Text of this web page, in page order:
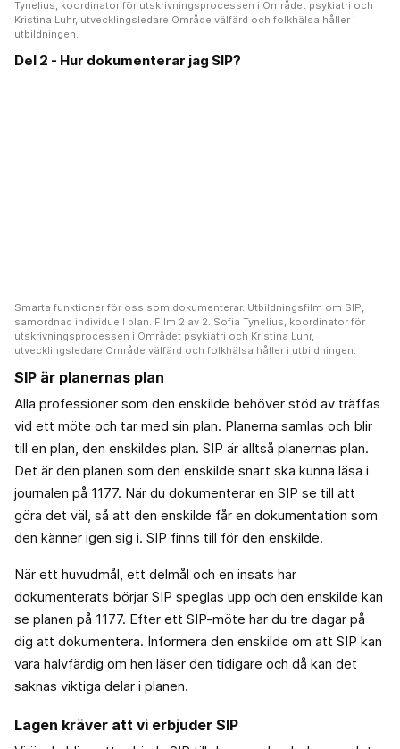
Tynelius, koordinator för utskrivningsprocessen i Området psykiatri och
Kristina Luhr, utvecklingsledare Område välfärd och folkhälsa håller i
utbildningen.
Del 2 - Hur dokumenterar jag SIP?
Smarta funktioner för oss som dokumenterar. Utbildningsfilm om SIP,
samordnad individuell plan. Film 2 av 2. Sofia Tynelius, koordinator för
utskrivningsprocessen i Området psykiatri och Kristina Luhr,
utvecklingsledare Område välfärd och folkhälsa håller i utbildningen.
SIP är planernas plan
Alla professioner som den enskilde behöver stöd av träffas
vid ett möte och tar med sin plan. Planerna samlas och blir
till en plan, den enskildes plan. SIP är alltså planernas plan.
Det är den planen som den enskilde snart ska kunna läsa i
journalen på 1177. När du dokumenterar en SIP se till att
göra det väl, så att den enskilde får en dokumentation som
den känner igen sig i. SIP finns till för den enskilde.
När ett huvudmål, ett delmål och en insats har
dokumenterats börjar SIP speglas upp och den enskilde kan
se planen på 1177. Efter ett SIP-möte har du tre dagar på
dig att dokumentera. Informera den enskilde om att SIP kan
vara halvfärdig om hen läser den tidigare och då kan det
saknas viktiga delar i planen.
Lagen kräver att vi erbjuder SIP